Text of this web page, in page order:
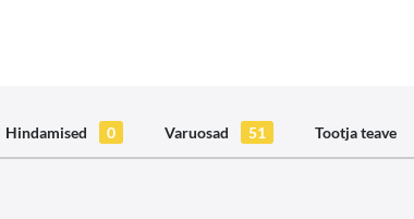
Hindamised 0 Varuosad 51 Tootja teave